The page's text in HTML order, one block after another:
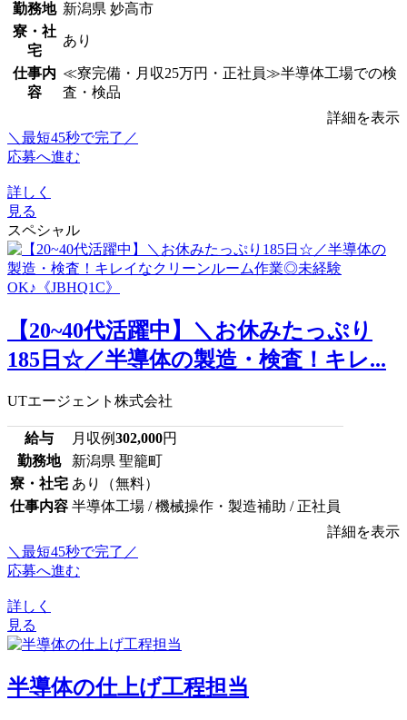
勤務地 新潟県 妙高市
寮・社
宅
あり
仕事内
容
≪寮完備・月収25万円・正社員≫半導体工場での検
査・検品
詳細を表示
＼最短45秒で完了／
応募へ進む
詳しく
見る
スペシャル
【20~40代活躍中】＼お休みたっぷり
185日☆／半導体の製造・検査！キレ...
UTエージェント株式会社
給与 月収例302,000円
勤務地
新潟県 聖籠町
寮・社宅 あり（無料）
仕事内容 半導体工場 / 機械操作・製造補助 / 正社員
詳細を表示
＼最短45秒で完了／
応募へ進む
詳しく
見る
半導体の仕上げ工程担当